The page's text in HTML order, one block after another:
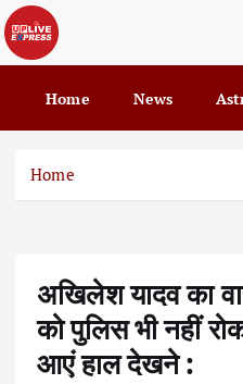
k
i
o
Home News
Home
अखिलेश यादव का
को पुलिस भी नहीं
आएं हाल देखने :